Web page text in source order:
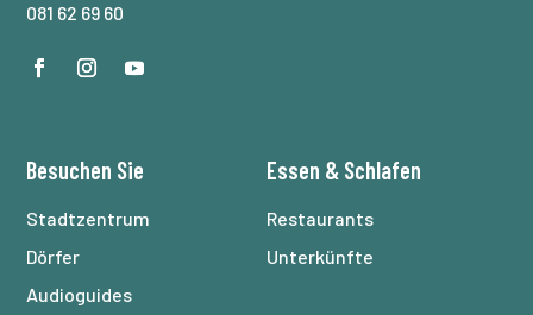
081 62 69 60
Besuchen Sie
Stadtzentrum
Dörfer
Audioguides
Essen & Schlafen
Restaurants
Unterkünfte